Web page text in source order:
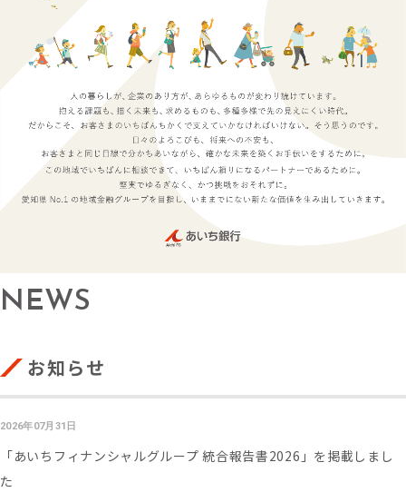
NEWS
お知らせ
2026年07月31日
「あいちフィナンシャルグループ 統合報告書2026」を掲載しまし
た